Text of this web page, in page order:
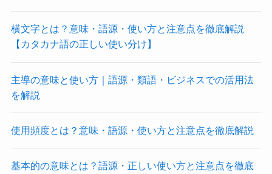
横文字とは？意味・語源・使い方と注意点を徹底解説
【カタカナ語の正しい使い分け】
主導の意味と使い方｜語源・類語・ビジネスでの活用法
を解説
使用頻度とは？意味・語源・使い方と注意点を徹底解説
基本的の意味とは？語源・正しい使い方と注意点を徹底